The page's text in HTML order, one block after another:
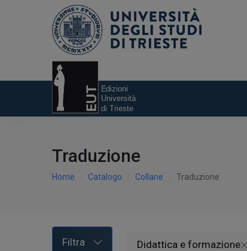
Traduzione
Home Catalogo Collane Traduzione
Filtra Didattica e formazione